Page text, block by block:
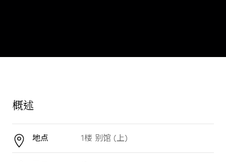
概述
地点 1楼 别馆 (上)